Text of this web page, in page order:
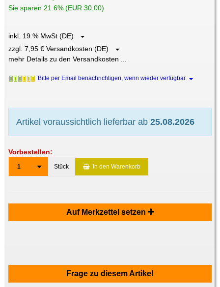
Sie sparen 21.6% (EUR 30,00)
inkl. 19 % MwSt (DE)
zzgl. 7,95 € Versandkosten (DE)
mehr Details zu den Versandkosten ...
Bitte per Email benachrichtigen, wenn wieder verfügbar.
Artikel voraussichtlich lieferbar ab25.08.2026
Vorbestellen:
1 Stück In den Warenkorb
Auf Merkzettel setzen
Frage zu diesem Artikel